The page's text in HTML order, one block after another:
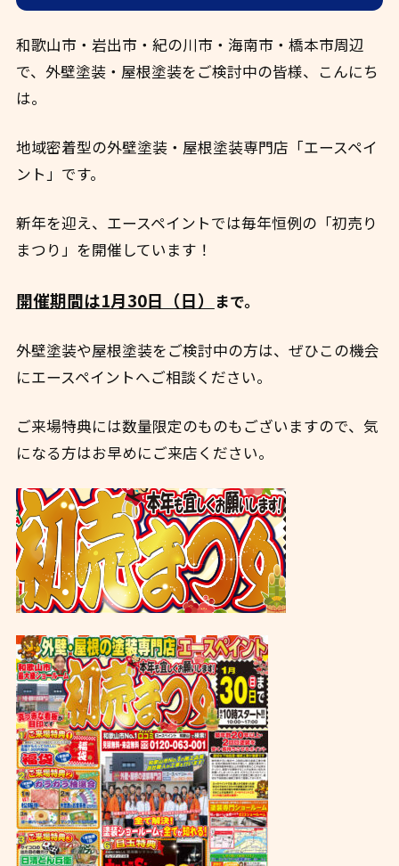
和歌山市・岩出市・紀の川市・海南市・橋本市周辺
で、外壁塗装・屋根塗装をご検討中の皆様、こんにち
は。
地域密着型の外壁塗装・屋根塗装専門店「エースペイ
ント」です。
新年を迎え、エースペイントでは毎年恒例の「初売り
まつり」を開催しています！
開催期間は1月30日（日） まで。
外壁塗装や屋根塗装をご検討中の方は、ぜひこの機会
にエースペイントへご相談ください。
ご来場特典には数量限定のものもございますので、気
になる方はお早めにご来店ください。